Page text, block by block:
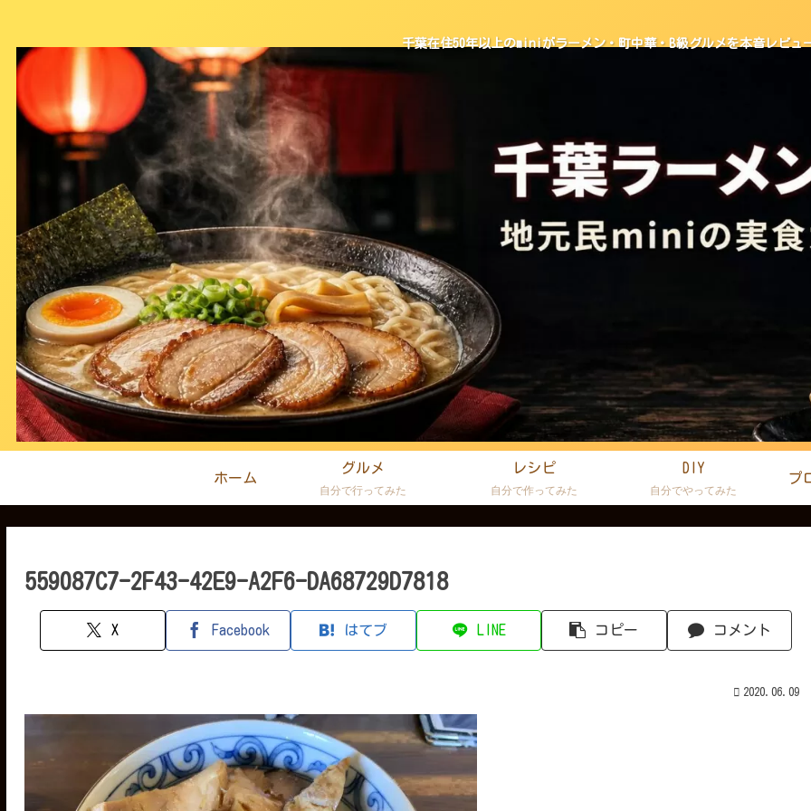
千葉在住50年以上のminiがラーメン・町中華・B級グルメを本音レビュ
ホーム
グルメ
自分で行ってみた
レシピ
自分で作ってみた
DIY
自分でやってみた
プ
559087C7-2F43-42E9-A2F6-DA68729D7818
X Facebook はてブ LINE コピー コメント
2020.06.09